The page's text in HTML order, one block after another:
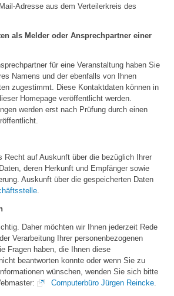
Adresse aus dem Verteilerkreis des
als Melder oder Ansprechpartner einer
für eine Veranstaltung haben Sie
Namens und der ebenfalls von Ihnen
zugestimmt. Diese Kontaktdaten können in
Homepage veröffentlicht werden.
werden erst nach Prüfung durch einen
Recht auf Auskunft über die bezüglich Ihrer
deren Herkunft und Empfänger sowie
Auskunft über die gespeicherten Daten
.
Daher möchten wir Ihnen jederzeit Rede
Verarbeitung Ihrer personenbezogenen
Fragen haben, die Ihnen diese
beantworten konnte oder wenn Sie zu
wünschen, wenden Sie sich bitte
Computerbüro Jürgen Reincke.